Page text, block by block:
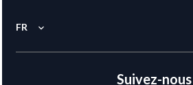
FR
Suivez-nous